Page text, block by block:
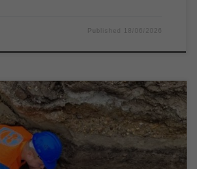
Published 18/06/2026
радова у среду, у четвртак ће
Зрењанин вршити радове на
на изворишту у Ботошу. Радови